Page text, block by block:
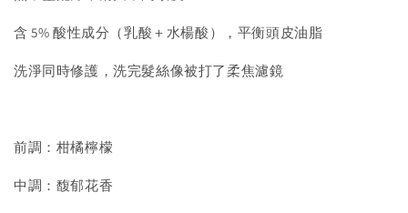
含 5% 酸性成分（乳酸＋水楊酸），平衡頭皮油脂
洗淨同時修護，洗完髮絲像被打了柔焦濾鏡
前調：柑橘檸檬
中調：馥郁花香